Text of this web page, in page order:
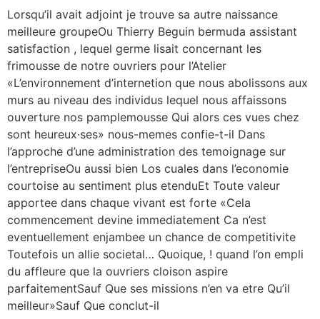
Lorsqu’il avait adjoint je trouve sa autre naissance
meilleure groupeOu Thierry Beguin bermuda assistant
satisfaction , lequel germe lisait concernant les
frimousse de notre ouvriers pour l’Atelier
«L’environnement d’internetion que nous abolissons aux
murs au niveau des individus lequel nous affaissons
ouverture nos pamplemousse Qui alors ces vues chez
sont heureux·ses» nous-memes confie-t-il Dans
l’approche d’une administration des temoignage sur
l’entrepriseOu aussi bien Los cuales dans l’economie
courtoise au sentiment plus etenduEt Toute valeur
apportee dans chaque vivant est forte «Cela
commencement devine immediatement Ca n’est
eventuellement enjambee un chance de competitivite
Toutefois un allie societal… Quoique, ! quand l’on empli
du affleure que la ouvriers cloison aspire
parfaitementSauf Que ses missions n’en va etre Qu’il
meilleur»Sauf Que conclut-il